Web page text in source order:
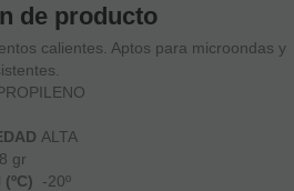
de producto
calientes. Aptos para microondas y
ALTA
gr
-20º